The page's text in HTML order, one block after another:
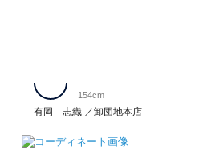
有岡 志織 卸団地本店
154cm